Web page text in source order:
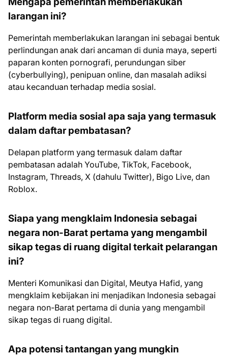
larangan ini?
Pemerintah memberlakukan larangan ini sebagai bentuk
perlindungan anak dari ancaman di dunia maya, seperti
paparan konten pornografi, perundungan siber
(cyberbullying), penipuan online, dan masalah adiksi
atau kecanduan terhadap media sosial.
Platform media sosial apa saja yang termasuk
dalam daftar pembatasan?
Delapan platform yang termasuk dalam daftar
pembatasan adalah YouTube, TikTok, Facebook,
Instagram, Threads, X (dahulu Twitter), Bigo Live, dan
Roblox.
Siapa yang mengklaim Indonesia sebagai
negara non-Barat pertama yang mengambil
sikap tegas di ruang digital terkait pelarangan
ini?
Menteri Komunikasi dan Digital, Meutya Hafid, yang
mengklaim kebijakan ini menjadikan Indonesia sebagai
negara non-Barat pertama di dunia yang mengambil
sikap tegas di ruang digital.
Apa potensi tantangan yang mungkin